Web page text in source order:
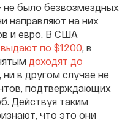
было безвозмездных
направляют на них
и евро. В США
выдают по $1200 в
доходят до
в другом случае не
подтверждающих
Действуя таким
что это они